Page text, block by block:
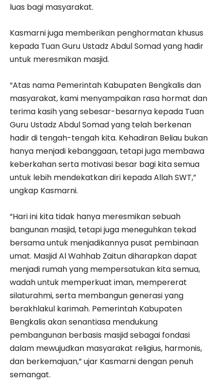
luas bagi masyarakat.
Kasmarni juga memberikan penghormatan khusus
kepada Tuan Guru Ustadz Abdul Somad yang hadir
untuk meresmikan masjid.
“Atas nama Pemerintah Kabupaten Bengkalis dan
masyarakat, kami menyampaikan rasa hormat dan
terima kasih yang sebesar-besarnya kepada Tuan
Guru Ustadz Abdul Somad yang telah berkenan
hadir di tengah-tengah kita. Kehadiran Beliau bukan
hanya menjadi kebanggaan, tetapi juga membawa
keberkahan serta motivasi besar bagi kita semua
untuk lebih mendekatkan diri kepada Allah SWT,”
ungkap Kasmarni.
“Hari ini kita tidak hanya meresmikan sebuah
bangunan masjid, tetapi juga meneguhkan tekad
bersama untuk menjadikannya pusat pembinaan
umat. Masjid Al Wahhab Zaitun diharapkan dapat
menjadi rumah yang mempersatukan kita semua,
wadah untuk memperkuat iman, mempererat
silaturahmi, serta membangun generasi yang
berakhlakul karimah. Pemerintah Kabupaten
Bengkalis akan senantiasa mendukung
pembangunan berbasis masjid sebagai fondasi
dalam mewujudkan masyarakat religius, harmonis,
dan berkemajuan,” ujar Kasmarni dengan penuh
semangat.